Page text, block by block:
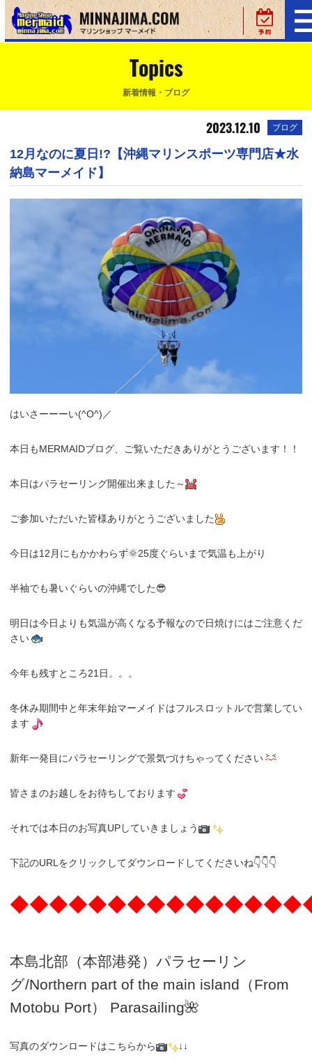
Topics
新着情報・ブログ
2023.12.10 ブログ
12月なのに夏日!?【沖縄マリンスポーツ専門店★水
納島マーメイド】
はいさーーーい(^O^)／
本日もMERMAIDブログ、ご覧いただきありがとうございます！！
本日はパラセーリング開催出来ました～
ご参加いただいた皆様ありがとうございました
今日は12月にもかかわらず🌞25度ぐらいまで気温も上がり
半袖でも暑いぐらいの沖縄でした😎
明日は今日よりも気温が高くなる予報なので日焼けにはご注意くだ
さい
今年も残すところ21日。。。
冬休み期間中と年末年始マーメイドはフルスロットルで営業してい
ます
新年一発目にパラセーリングで景気づけちゃってください
皆さまのお越しをお待ちしております
それでは本日のお写真UPしていきましょう
下記のURLをクリックしてダウンロードしてくださいね👇👇👇
本島北部（本部港発）パラセーリン
グ/Northern part of the main island（From
Motobu Port）
Parasailing🌺
写真のダウンロードはこちらから ↓↓